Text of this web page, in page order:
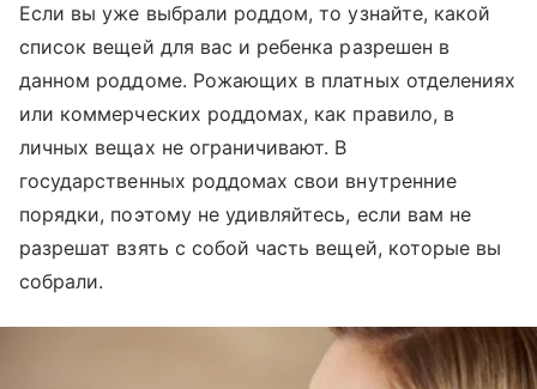
Если вы уже выбрали роддом, то узнайте, какой
список вещей для вас и ребенка разрешен в
данном роддоме. Рожающих в платных отделениях
или коммерческих роддомах, как правило, в
личных вещах не ограничивают. В
государственных роддомах свои внутренние
порядки, поэтому не удивляйтесь, если вам не
разрешат взять с собой часть вещей, которые вы
собрали.